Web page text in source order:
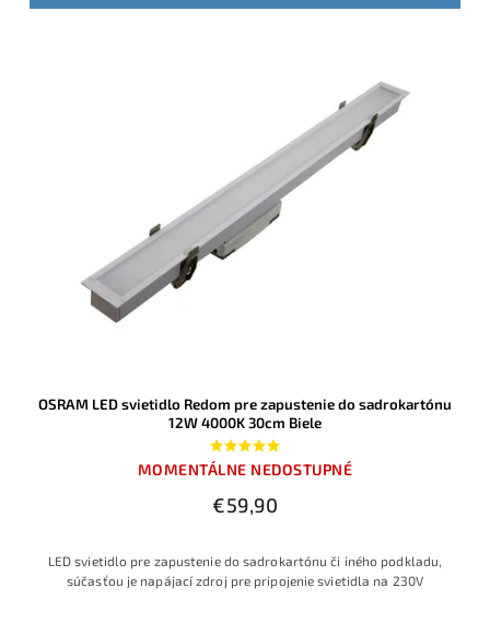
OSRAM LED svietidlo Redom pre zapustenie do sadrokartónu
12W 4000K 30cm Biele
MOMENTÁLNE NEDOSTUPNÉ
€59,90
LED svietidlo pre zapustenie do sadrokartónu či iného podkladu,
súčasťou je napájací zdroj pre pripojenie svietidla na 230V